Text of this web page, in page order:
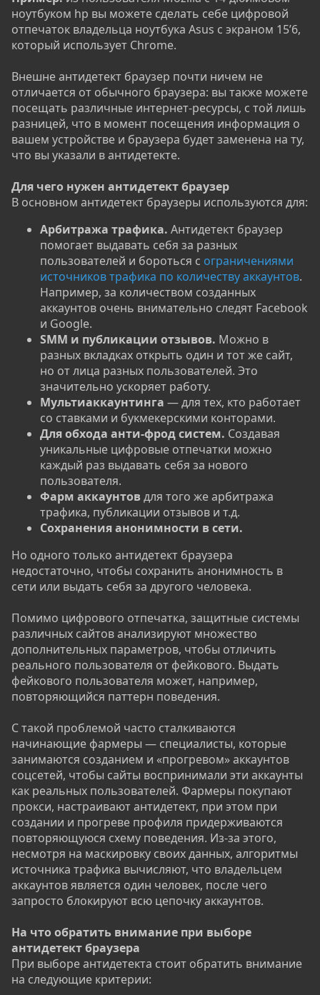
ноутбуком hp вы можете сделать себе цифровой
отпечаток владельца ноутбука Asus с экраном 15’6,
который использует Chrome.
Внешне антидетект браузер почти ничем не
отличается от обычного браузера: вы также можете
посещать различные интернет-ресурсы, с той лишь
разницей, что в момент посещения информация о
вашем устройстве и браузера будет заменена на ту,
что вы указали в антидетекте.
Для чего нужен антидетект браузер
В основном антидетект браузеры используются для:
Арбитража трафика. Антидетект браузер
помогает выдавать себя за разных
пользователей и бороться с ограничениями
источников трафика по количеству аккаунтов.
Например, за количеством созданных
аккаунтов очень внимательно следят Facebook
и Google.
SMM и публикации отзывов. Можно в
разных вкладках открыть один и тот же сайт,
но от лица разных пользователей. Это
значительно ускоряет работу.
Мультиаккаунтинга — для тех, кто работает
со ставками и букмекерскими конторами.
Для обхода анти-фрод систем. Создавая
уникальные цифровые отпечатки можно
каждый раз выдавать себя за нового
пользователя.
Фарм аккаунтовдля того же арбитража
трафика, публикации отзывов и т.д.
Сохранения анонимности в сети.
Но одного только антидетект браузера
недостаточно, чтобы сохранить анонимность в
сети или выдать себя за другого человека.
Помимо цифрового отпечатка, защитные системы
различных сайтов анализируют множество
дополнительных параметров, чтобы отличить
реального пользователя от фейкового. Выдать
фейкового пользователя может, например,
повторяющийся паттерн поведения.
С такой проблемой часто сталкиваются
начинающие фармеры — специалисты, которые
занимаются созданием и «прогревом» аккаунтов
соцсетей, чтобы сайты воспринимали эти аккаунты
как реальных пользователей. Фармеры покупают
прокси, настраивают антидетект, при этом при
создании и прогреве профиля придерживаются
повторяющуюся схему поведения. Из-за этого,
несмотря на маскировку своих данных, алгоритмы
источника трафика вычисляют, что владельцем
аккаунтов является один человек, после чего
запросто блокируют всю цепочку аккаунтов.
На что обратить внимание при выборе
антидетект браузера
При выборе антидетекта стоит обратить внимание
на следующие критерии: